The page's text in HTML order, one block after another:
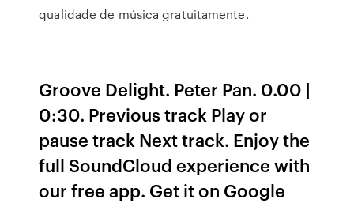
qualidade de música gratuitamente.
Groove Delight. Peter Pan. 0.00 |
0:30. Previous track Play or
pause track Next track. Enjoy the
full SoundCloud experience with
our free app. Get it on Google